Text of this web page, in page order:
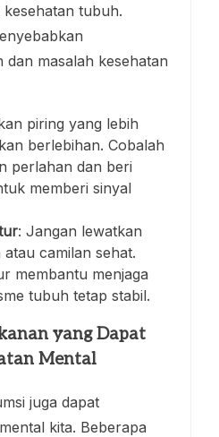
tubuh.
masalah kesehatan
piring yang lebih
berlebihan. Cobalah
perlahan dan beri
memberi sinyal
: Jangan lewatkan
camilan sehat.
membantu menjaga
tubuh tetap stabil.
yang Dapat
Mental
juga dapat
kita. Beberapa